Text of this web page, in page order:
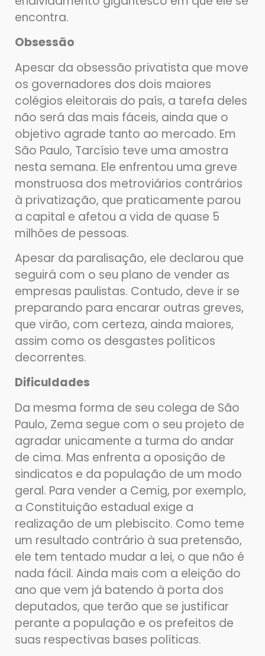
encontra.
Obsessão
Apesar da obsessão privatista que move
os governadores dos dois maiores
colégios eleitorais do país, a tarefa deles
não será das mais fáceis, ainda que o
objetivo agrade tanto ao mercado. Em
São Paulo, Tarcísio teve uma amostra
nesta semana. Ele enfrentou uma greve
monstruosa dos metroviários contrários
à privatização, que praticamente parou
a capital e afetou a vida de quase 5
milhões de pessoas.
Apesar da paralisação, ele declarou que
seguirá com o seu plano de vender as
empresas paulistas. Contudo, deve ir se
preparando para encarar outras greves,
que virão, com certeza, ainda maiores,
assim como os desgastes políticos
decorrentes.
Dificuldades
Da mesma forma de seu colega de São
Paulo, Zema segue com o seu projeto de
agradar unicamente a turma do andar
de cima. Mas enfrenta a oposição de
sindicatos e da população de um modo
geral. Para vender a Cemig, por exemplo,
a Constituição estadual exige a
realização de um plebiscito. Como teme
um resultado contrário à sua pretensão,
ele tem tentado mudar a lei, o que não é
nada fácil. Ainda mais com a eleição do
ano que vem já batendo à porta dos
deputados, que terão que se justificar
perante a população e os prefeitos de
suas respectivas bases políticas.